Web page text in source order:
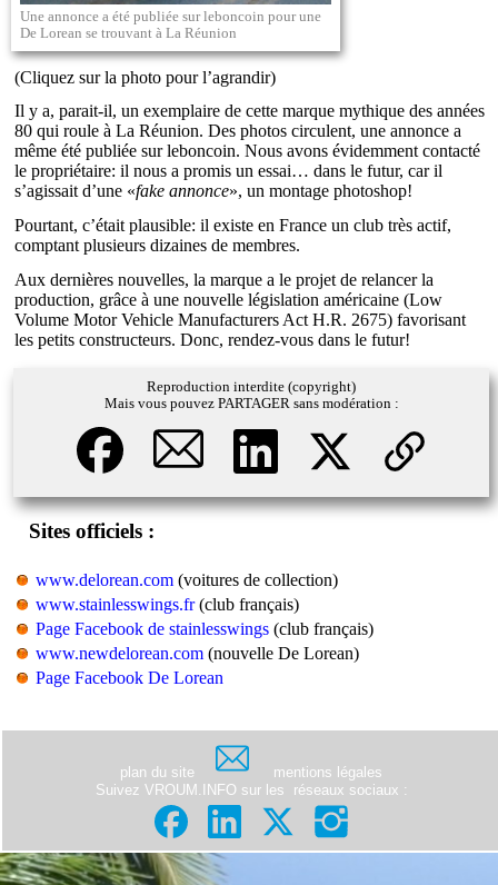
Une annonce a été publiée sur leboncoin pour une
De Lorean se trouvant à La Réunion
(Cliquez sur la photo pour l’agrandir)
Il y a, parait-il, un exemplaire de cette marque mythique des années
80 qui roule à La Réunion. Des photos circulent, une annonce a
même été publiée sur leboncoin. Nous avons évidemment contacté
le propriétaire: il nous a promis un essai… dans le futur, car il
s’agissait d’une «fake annonce», un montage photoshop!
Pourtant, c’était plausible: il existe en France un club très actif,
comptant plusieurs dizaines de membres.
Aux dernières nouvelles, la marque a le projet de relancer la
production, grâce à une nouvelle législation américaine (Low
Volume Motor Vehicle Manufacturers Act H.R. 2675) favorisant
les petits constructeurs. Donc, rendez-vous dans le futur!
Reproduction interdite (copyright)
Mais vous pouvez PARTAGER sans modération :
Sites officiels :
www.delorean.com (voitures de collection)
www.stainlesswings.fr(club français)
Page Facebook de stainlesswings (club français)
www.newdelorean.com (nouvelle De Lorean)
Page Facebook De Lorean
plan du site
mentions légales
Suivez VROUM.INFO sur les
réseaux sociaux :